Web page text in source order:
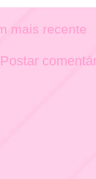
mais recente
Postar